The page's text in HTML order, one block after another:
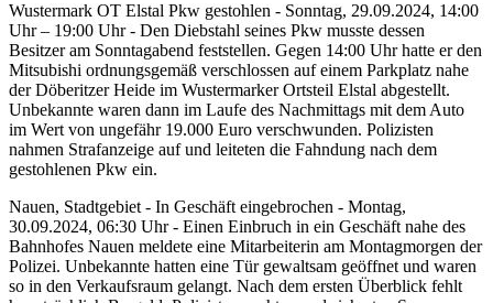
Wustermark OT Elstal Pkw gestohlen - Sonntag, 29.09.2024, 14:00
Uhr – 19:00 Uhr - Den Diebstahl seines Pkw musste dessen
Besitzer am Sonntagabend feststellen. Gegen 14:00 Uhr hatte er den
Mitsubishi ordnungsgemäß verschlossen auf einem Parkplatz nahe
der Döberitzer Heide im Wustermarker Ortsteil Elstal abgestellt.
Unbekannte waren dann im Laufe des Nachmittags mit dem Auto
im Wert von ungefähr 19.000 Euro verschwunden. Polizisten
nahmen Strafanzeige auf und leiteten die Fahndung nach dem
gestohlenen Pkw ein.
Nauen, Stadtgebiet - In Geschäft eingebrochen - Montag,
30.09.2024, 06:30 Uhr - Einen Einbruch in ein Geschäft nahe des
Bahnhofes Nauen meldete eine Mitarbeiterin am Montagmorgen der
Polizei. Unbekannte hatten eine Tür gewaltsam geöffnet und waren
so in den Verkaufsraum gelangt. Nach dem ersten Überblick fehlt